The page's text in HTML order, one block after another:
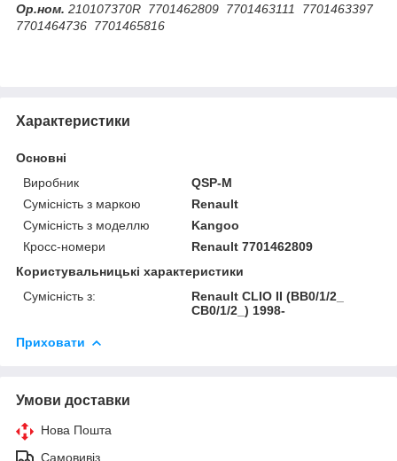
Ор.ном. 210107370R 7701462809 7701463111 7701463397
7701464736 7701465816
Характеристики
Основні
Виробник
QSP-M
Сумісність з маркою
Renault
Сумісність з моделлю
Kangoo
Кросс-номери
Renault 7701462809
Користувальницькі характеристики
Сумісність з:
Renault CLIO II (BB0/1/2_
CB0/1/2_) 1998-
Приховати
Умови доставки
Нова Пошта
Самовивіз